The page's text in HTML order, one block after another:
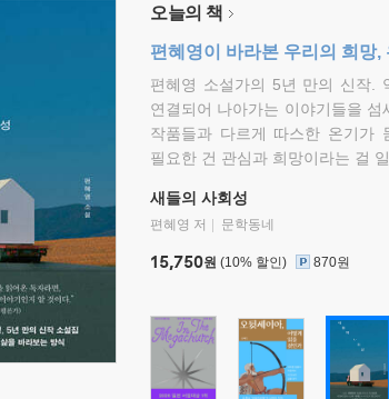
오늘의 책
편혜영이 바라본 우리의 희망,
편혜영 소설가의 5년 만의 신작.
연결되어 나아가는 이야기들을
작품들과 다르게 따스한 온기가
필요한 건 관심과 희망이라는 걸
새들의 사회성
편혜영 저 문학동네
15,750원 (10% 할인) 870원